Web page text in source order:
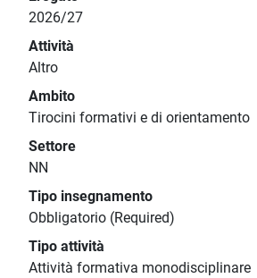
2026/27
Attività
Altro
Ambito
Tirocini formativi e di orientamento
Settore
NN
Tipo insegnamento
Obbligatorio (Required)
Tipo attività
Attività formativa monodisciplinare